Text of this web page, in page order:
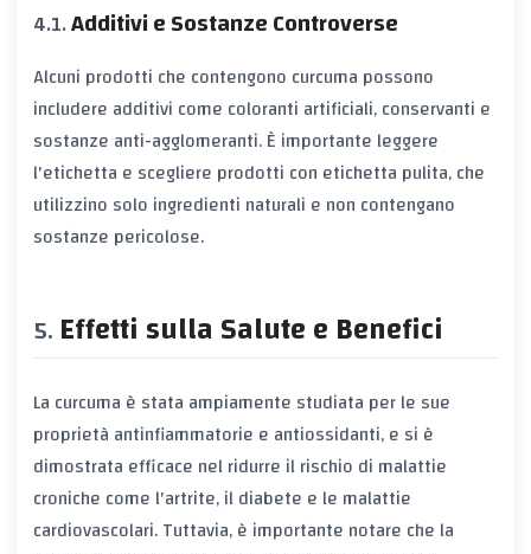
Additivi e Sostanze Controverse
Alcuni prodotti che contengono curcuma possono
includere additivi come coloranti artificiali, conservanti e
sostanze anti-agglomeranti. È importante leggere
l'etichetta e scegliere prodotti con etichetta pulita, che
utilizzino solo ingredienti naturali e non contengano
sostanze pericolose.
Effetti sulla Salute e Benefici
La curcuma è stata ampiamente studiata per le sue
proprietà antinfiammatorie e antiossidanti, e si è
dimostrata efficace nel ridurre il rischio di malattie
croniche come l'artrite, il diabete e le malattie
cardiovascolari. Tuttavia, è importante notare che la